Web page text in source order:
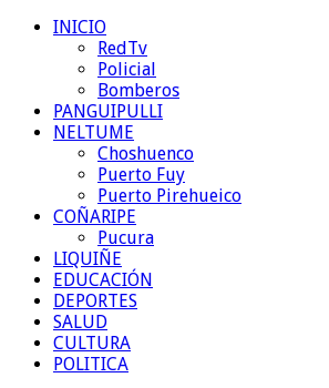
INICIO
RedTv
Policial
Bomberos
PANGUIPULLI
NELTUME
Choshuenco
Puerto Fuy
Puerto Pirehueico
COÑARIPE
Pucura
LIQUIÑE
EDUCACIÓN
DEPORTES
SALUD
CULTURA
POLITICA